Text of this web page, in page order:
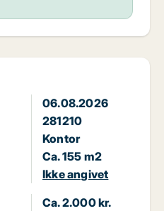
06.08.2026
281210
Kontor
Ca. 155 m2
Ikke angivet
Ca. 2.000 kr.